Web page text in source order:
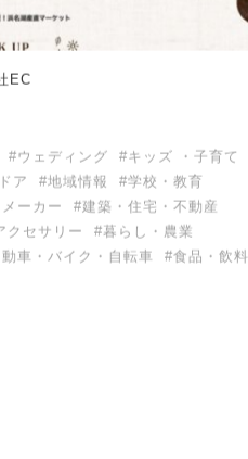
EC
#ウェディング
#キッズ ・子育て
ア #地域情報
#学校・教育
ーカー
#建築・住宅・不動産
クセサリー
#暮らし・農業
車・バイク・自転車
#食品・飲料